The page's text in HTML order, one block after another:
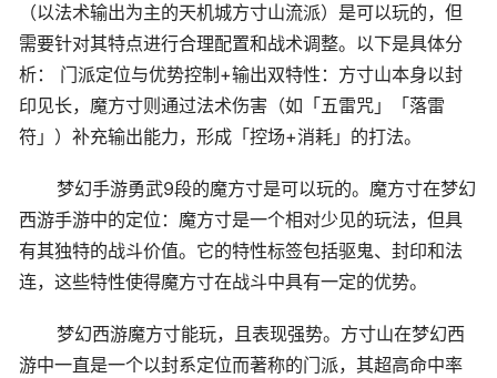
（以法术输出为主的天机城方寸山流派）是可以玩的，但
需要针对其特点进行合理配置和战术调整。以下是具体分
析： 门派定位与优势控制+输出双特性：方寸山本身以封
印见长，魔方寸则通过法术伤害（如「五雷咒」「落雷
符」）补充输出能力，形成「控场+消耗」的打法。
梦幻手游勇武9段的魔方寸是可以玩的。魔方寸在梦幻
西游手游中的定位：魔方寸是一个相对少见的玩法，但具
有其独特的战斗价值。它的特性标签包括驱鬼、封印和法
连，这些特性使得魔方寸在战斗中具有一定的优势。
梦幻西游魔方寸能玩，且表现强势。方寸山在梦幻西
游中一直是一个以封系定位而著称的门派，其超高命中率